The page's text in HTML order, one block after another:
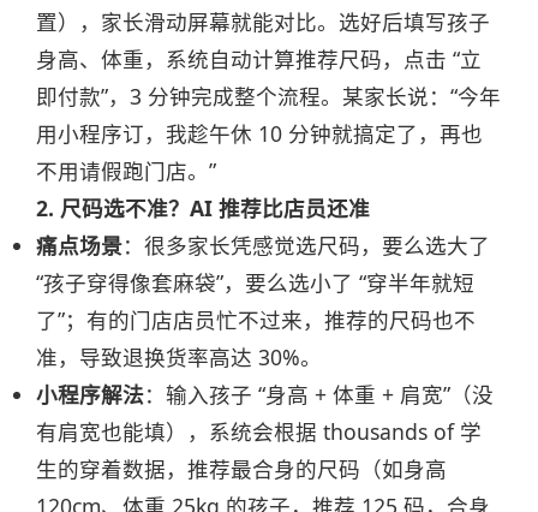
置），家长滑动屏幕就能对比。选好后填写孩子
身高、体重，系统自动计算推荐尺码，点击 “立
即付款”，3 分钟完成整个流程。某家长说：“今年
用小程序订，我趁午休 10 分钟就搞定了，再也
不用请假跑门店。”
2. 尺码选不准？AI 推荐比店员还准
痛点场景：很多家长凭感觉选尺码，要么选大了
“孩子穿得像套麻袋”，要么选小了 “穿半年就短
了”；有的门店店员忙不过来，推荐的尺码也不
准，导致退换货率高达 30%。
小程序解法：输入孩子 “身高 + 体重 + 肩宽”（没
有肩宽也能填），系统会根据 thousands of 学
生的穿着数据，推荐最合身的尺码（如身高
120cm、体重 25kg 的孩子，推荐 125 码，合身